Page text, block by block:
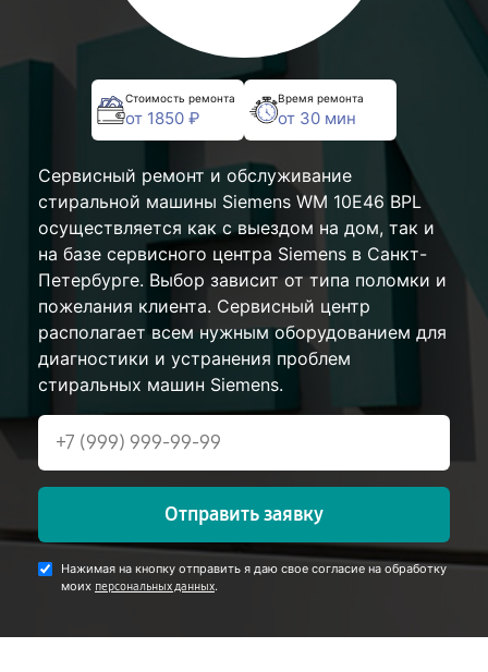
Стоимость ремонта
от 1850 ₽
Время ремонта
от 30 мин
Сервисный ремонт и обслуживание
стиральной машины Siemens WM 10E46 BPL
осуществляется как с выездом на дом, так и
на базе сервисного центра Siemens в Санкт-
Петербурге. Выбор зависит от типа поломки и
пожелания клиента. Сервисный центр
располагает всем нужным оборудованием для
диагностики и устранения проблем
стиральных машин Siemens.
Отправить заявку
Нажимая на кнопку отправить я даю свое согласие на обработку
моих персональных данных.